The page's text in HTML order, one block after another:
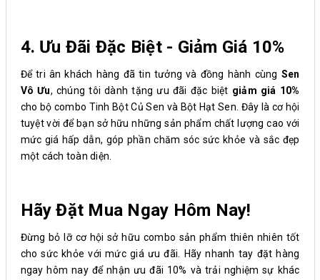
4. Ưu Đãi Đặc Biệt - Giảm Giá 10%
Để tri ân khách hàng đã tin tưởng và đồng hành cùng Sen
Vô Ưu, chúng tôi dành tặng ưu đãi đặc biệt giảm giá 10%
cho bộ combo Tinh Bột Củ Sen và Bột Hạt Sen. Đây là cơ hội
tuyệt vời để bạn sở hữu những sản phẩm chất lượng cao với
mức giá hấp dẫn, góp phần chăm sóc sức khỏe và sắc đẹp
một cách toàn diện.
Hãy Đặt Mua Ngay Hôm Nay!
Đừng bỏ lỡ cơ hội sở hữu combo sản phẩm thiên nhiên tốt
cho sức khỏe với mức giá ưu đãi. Hãy nhanh tay đặt hàng
ngay hôm nay để nhận ưu đãi 10% và trải nghiệm sự khác